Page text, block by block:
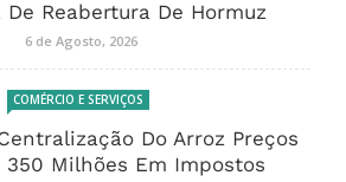
De Reabertura De Hormuz
6 de Agosto, 2026
COMÉRCIO E SERVIÇOS
Do Arroz Preços
350 Milhões Em Impostos